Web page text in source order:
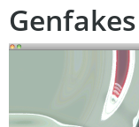
Genfakes